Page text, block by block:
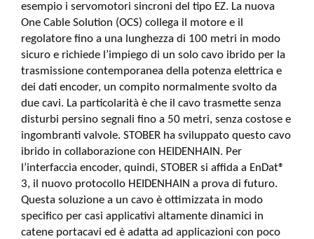
esempio i servomotori sincroni del tipo EZ. La nuova
One Cable Solution (OCS) collega il motore e il
regolatore fino a una lunghezza di 100 metri in modo
sicuro e richiede l’impiego di un solo cavo ibrido per la
trasmissione contemporanea della potenza elettrica e
dei dati encoder, un compito normalmente svolto da
due cavi. La particolarità è che il cavo trasmette senza
disturbi persino segnali fino a 50 metri, senza costose e
ingombranti valvole. STOBER ha sviluppato questo cavo
ibrido in collaborazione con HEIDENHAIN. Per
l’interfaccia encoder, quindi, STOBER si affida a EnDat®
3, il nuovo protocollo HEIDENHAIN a prova di futuro.
Questa soluzione a un cavo è ottimizzata in modo
specifico per casi applicativi altamente dinamici in
catene portacavi ed è adatta ad applicazioni con poco